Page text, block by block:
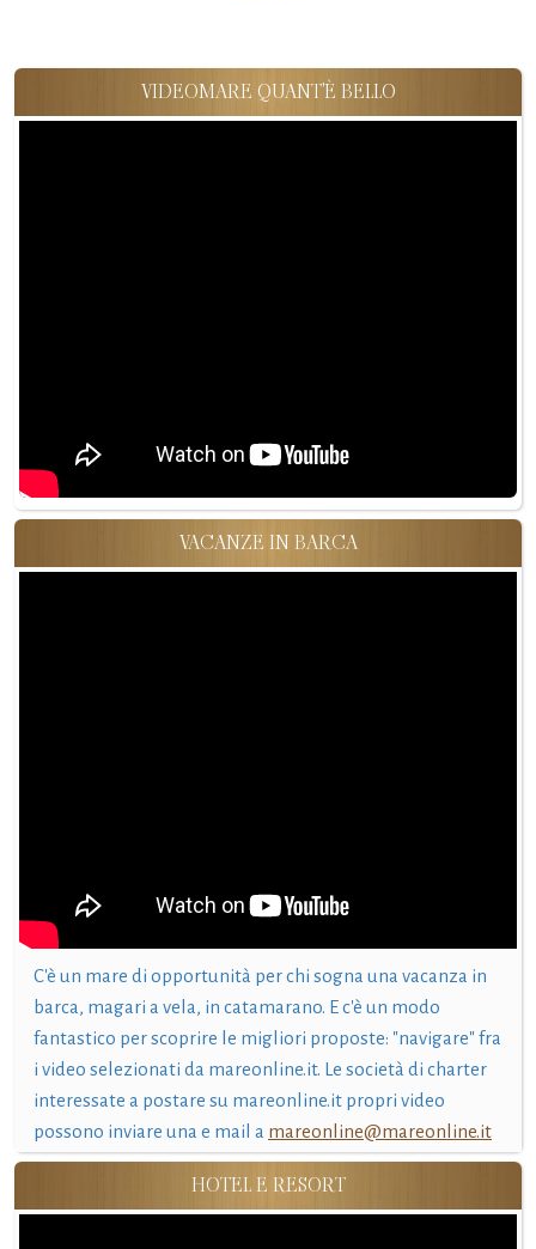
VIDEOMARE QUANT'È BELLO
VACANZE IN BARCA
C'è un mare di opportunità per chi sogna una vacanza in
barca, magari a vela, in catamarano. E c'è un modo
fantastico per scoprire le migliori proposte: "navigare" fra
i video selezionati da mareonline.it. Le società di charter
interessate a postare su mareonline.it propri video
possono inviare una e mail a mareonline@mareonline.it
HOTEL E RESORT